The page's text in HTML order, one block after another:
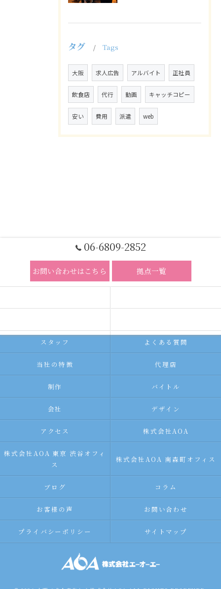
タグ Tags
大阪 求人広告 アルバイト 正社員
飲食店 代行 動画 キャッチコピー
安い 費用 派遣 web
06-6809-2852
お問い合わせはこちら 拠点一覧
スタッフ よくある質問
当社の特徴 代理店
制作 バイトル
会社 デザイン
アクセス 株式会社AOA
株式会社AOA 東京 渋谷オフィ
ス
株式会社AOA 南森町オフィス
ブログ コラム
お客様の声 お問い合わせ
プライバシーポリシー サイトマップ